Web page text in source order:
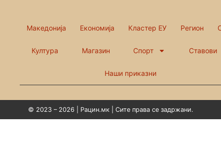
Македонија Економија Кластер ЕУ Регион
Култура Магазин Спорт Ставови
Наши приказни
© 2023 – 2026 | Рацин.мк | Сите права се задржани.